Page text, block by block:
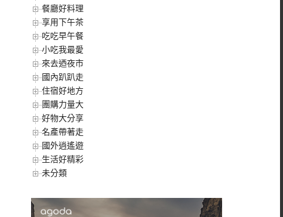
餐廳好料理
享用下午茶
吃吃早午餐
小吃我最愛
來去迺夜市
國內趴趴走
住宿好地方
團購力量大
好物大分享
名產帶著走
國外逍遙遊
生活好精彩
未分類